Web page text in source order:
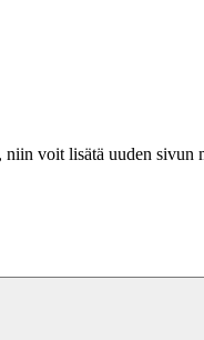
voit lisätä uuden sivun